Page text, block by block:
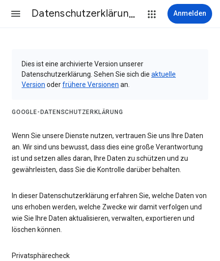
Datenschutzerklärung & Nutzungsbedingungen Anmelden
Dies ist eine archivierte Version unserer
Datenschutzerklärung. Sehen Sie sich die aktuelle
Version oderfrühere Versionen an.
GOOGLE-DATENSCHUTZERKLÄRUNG
Wenn Sie unsere Dienste nutzen, vertrauen Sie uns Ihre Daten
an. Wir sind uns bewusst, dass dies eine große Verantwortung
ist und setzen alles daran, Ihre Daten zu schützen und zu
gewährleisten, dass Sie die Kontrolle darüber behalten.
In dieser Datenschutzerklärung erfahren Sie, welche Daten von
uns erhoben werden, welche Zwecke wir damit verfolgen und
wie Sie Ihre Daten aktualisieren, verwalten, exportieren und
löschen können.
Privatsphärecheck